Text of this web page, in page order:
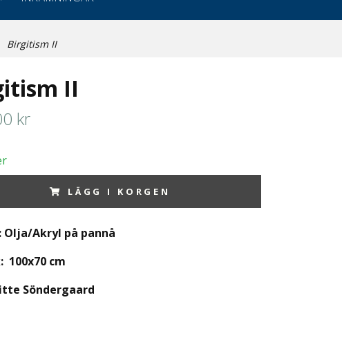
Birgitism II
II
kr
LÄGG I KORGEN
Olja/Akryl på pannå
100x70 cm
Söndergaard